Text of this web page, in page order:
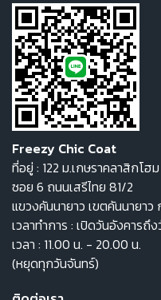
Freezy Chic Coat
ที่อยู่ : 122 ม.เกษราคลาสิกโฮม
ซอย 6 ถนนเสรีไทย 81/2
แขวงคันนายาว เขตคันนายาว
เวลาทำการ : เปิดวันอังคารถึ
เวลา : 11.00 น. - 20.00 น.
(หยุดทุกวันจันทร์)